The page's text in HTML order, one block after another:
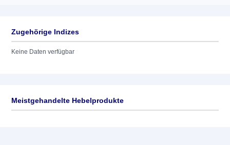
Zugehörige Indizes
Keine Daten verfügbar
Meistgehandelte Hebelprodukte